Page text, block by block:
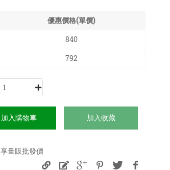
優惠價格(單價)
840
792
加入購物車 加入收藏
量販批發價